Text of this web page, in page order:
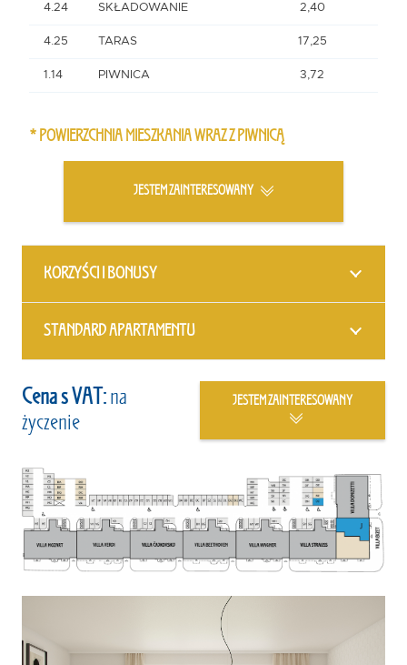
4.24 SKŁADOWANIE 2,40
4.25 TARAS 17,25
1.14 PIWNICA 3,72
* POWIERZCHNIA MIESZKANIA WRAZ Z PIWNICĄ
JESTEM ZAINTERESOWANY
KORZYŚCI I BONUSY
STANDARD APARTAMENTU
Cena s VAT:na
życzenie
JESTEM ZAINTERESOWANY